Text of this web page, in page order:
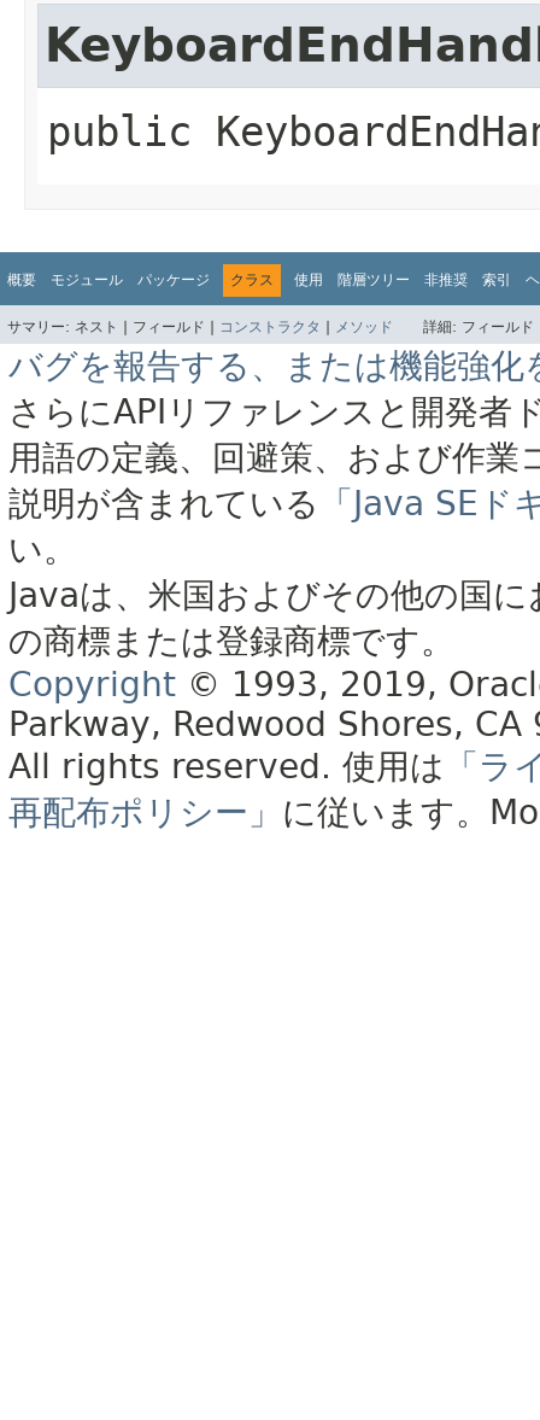
public
概要 モジュール パッケージ クラス 使用 階層ツリー 非推奨 索引
サマリー: ネスト | フィールド | コンストラクタ | メソッド 詳細: フィール
バグを報告する、または機能強化
さらにAPIリファレンスと開発者
用語の定義、回避策、および作
説明が含まれている
「Java SE
い。
Javaは、米国およびその他の国
の商標または登録商標です。
Copyright © 1993, 2019,
Parkway, Redwood Shores, CA
All rights reserved. 使用は 「ラ
再配布ポリシー」 に従います。